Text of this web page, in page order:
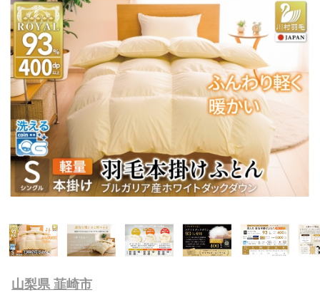
山梨県 韮崎市